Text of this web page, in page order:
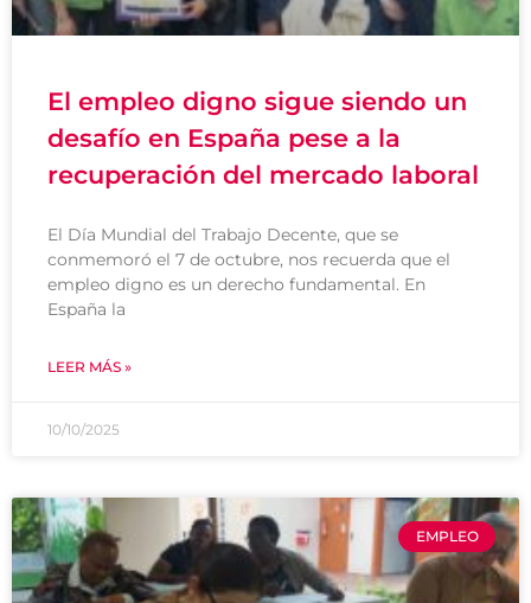
El empleo digno sigue siendo un
desafío en España pese a la
recuperación del mercado laboral
El Día Mundial del Trabajo Decente, que se
conmemoró el 7 de octubre, nos recuerda que el
empleo digno es un derecho fundamental. En
España la
LEER MÁS »
10/10/2025
EMPLEO